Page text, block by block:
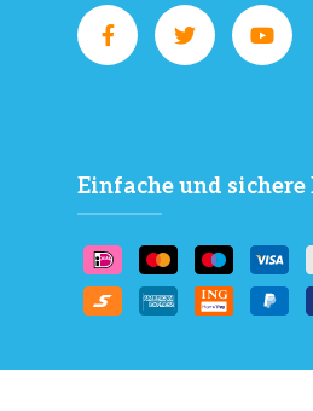
Einfache und sichere